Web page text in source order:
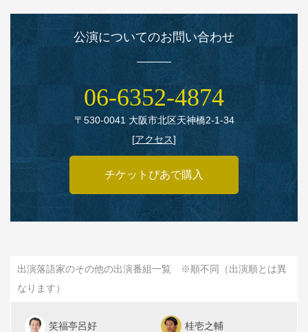
公演についてのお問い合わせ
06‑6352‑4874
〒530‑0041 大阪市北区天神橋2‑1‑34
[アクセス]
チケットぴあで購入
出演落語家のその他の出演番組一覧 ※順不同（出演順とは異
なります）
笑福亭呂好 桂壱之輔